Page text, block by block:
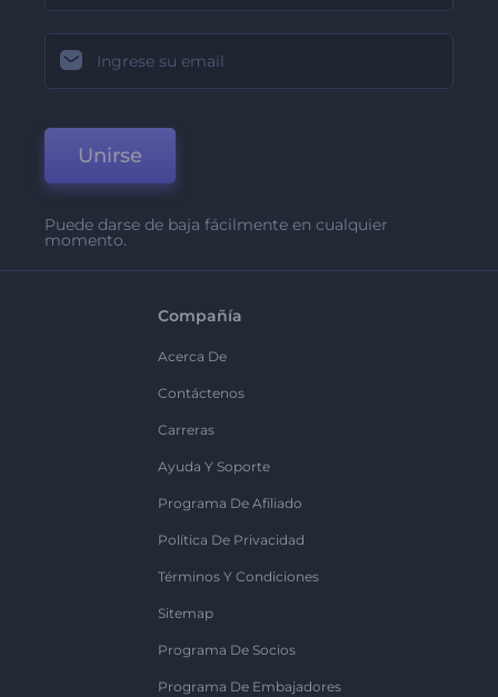
Unirse
Puede darse de baja fácilmente en cualquier
momento.
Compañía
Acerca De
Contáctenos
Carreras
Ayuda Y Soporte
Programa De Afiliado
Política De Privacidad
Términos Y Condiciones
Sitemap
Programa De Socios
Programa De Embajadores